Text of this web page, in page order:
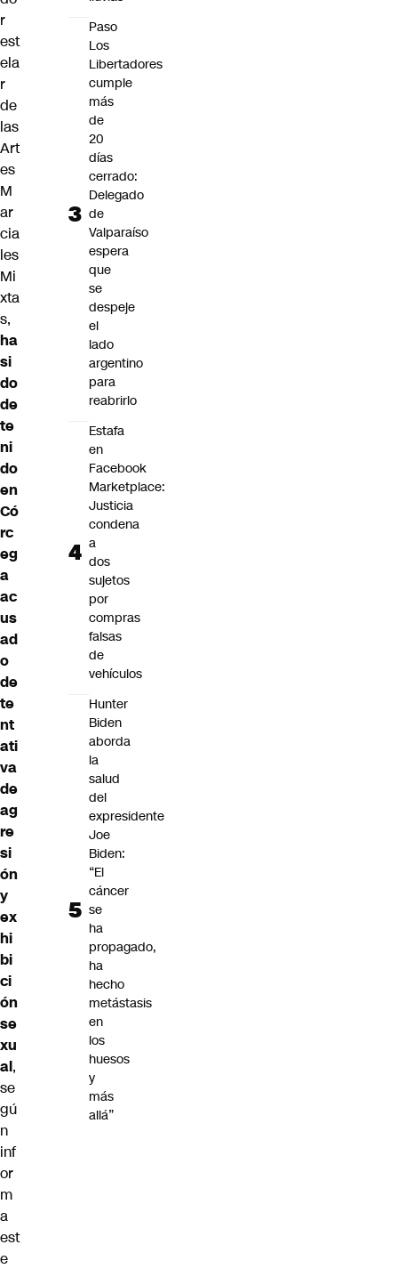
r
est
ela
r
de
las
Art
es
M
ar
cia
les
Mi
xta
s,
ha
si
do
de
te
ni
do
en
Có
rc
eg
a
ac
us
ad
o
de
te
nt
ati
va
de
ag
re
si
ón
y
ex
hi
bi
ci
ón
se
xu
al,
se
gú
n
inf
or
m
a
est
e
Paso
Los
Libertadores
cumple
más
de
20
días
cerrado:
Delegado
de
Valparaíso
espera
que
se
despeje
el
lado
argentino
para
reabrirlo
Estafa
en
Facebook
Marketplace:
Justicia
condena
a
dos
sujetos
por
compras
falsas
de
vehículos
Hunter
Biden
aborda
la
salud
del
expresidente
Joe
Biden:
“El
cáncer
se
ha
propagado,
ha
hecho
metástasis
en
los
huesos
y
más
allá”